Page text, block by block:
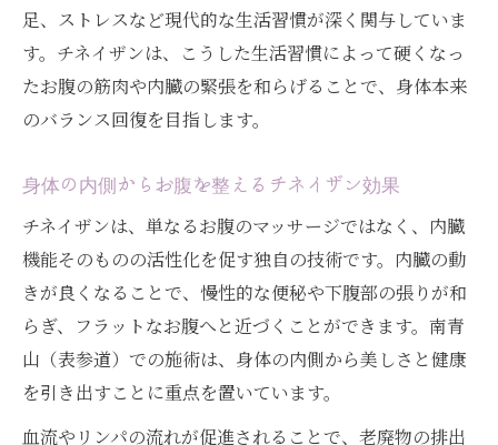
足、ストレスなど現代的な生活習慣が深く関与していま
す。チネイザンは、こうした生活習慣によって硬くなっ
たお腹の筋肉や内臓の緊張を和らげることで、身体本来
のバランス回復を目指します。
身体の内側からお腹を整えるチネイザン効果
チネイザンは、単なるお腹のマッサージではなく、内臓
機能そのものの活性化を促す独自の技術です。内臓の動
きが良くなることで、慢性的な便秘や下腹部の張りが和
らぎ、フラットなお腹へと近づくことができます。南青
山（表参道）での施術は、身体の内側から美しさと健康
を引き出すことに重点を置いています。
血流やリンパの流れが促進されることで、老廃物の排出